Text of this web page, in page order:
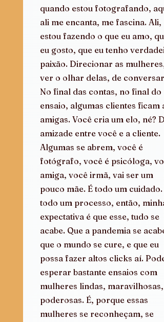
quando estou fotografando,
ali me encanta, me fascina. Ali,
estou fazendo o que eu amo,
eu gosto, que eu tenho
paixão. Direcionar as
ver o olhar delas, de conversar.
No final das contas, no final do
ensaio, algumas clientes ficam
amigas. Você cria um elo, né?
amizade entre você e a cliente.
Algumas se abrem, você é
fotógrafo, você é psicóloga,
amiga, você irmã, vai ser um
pouco mãe. É todo um cuidado.
todo um processo, então, minha
expectativa é que esse, tudo se
acabe. Que a pandemia se
que o mundo se cure, e que eu
possa fazer altos clicks aí. Pode
esperar bastante ensaios com
mulheres lindas, maravilhosas,
poderosas. É, porque essas
mulheres se reconheçam, se